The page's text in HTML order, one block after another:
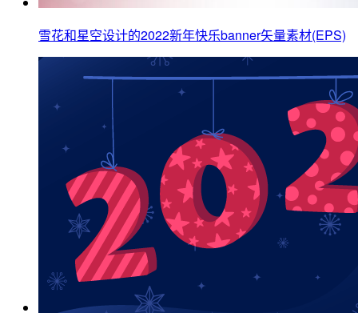
雪花和星空设计的2022新年快乐banner矢量素材(EPS)